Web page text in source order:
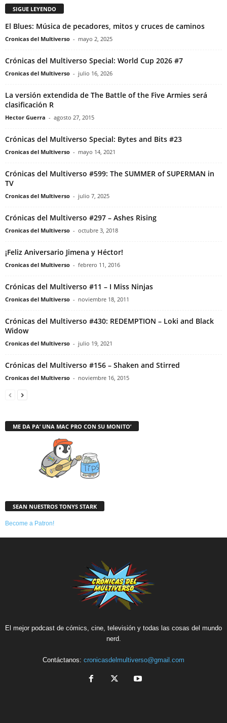
SIGUE LEYENDO
El Blues: Música de pecadores, mitos y cruces de caminos
Cronicas del Multiverso - mayo 2, 2025
Crónicas del Multiverso Special: World Cup 2026 #7
Cronicas del Multiverso - julio 16, 2026
La versión extendida de The Battle of the Five Armies será
clasificación R
Hector Guerra - agosto 27, 2015
Crónicas del Multiverso Special: Bytes and Bits #23
Cronicas del Multiverso - mayo 14, 2021
Crónicas del Multiverso #599: The SUMMER of SUPERMAN in
TV
Cronicas del Multiverso - julio 7, 2025
Crónicas del Multiverso #297 – Ashes Rising
Cronicas del Multiverso - octubre 3, 2018
¡Feliz Aniversario Jimena y Héctor!
Cronicas del Multiverso - febrero 11, 2016
Crónicas del Multiverso #11 – I Miss Ninjas
Cronicas del Multiverso - noviembre 18, 2011
Crónicas del Multiverso #430: REDEMPTION – Loki and Black
Widow
Cronicas del Multiverso - julio 19, 2021
Crónicas del Multiverso #156 – Shaken and Stirred
Cronicas del Multiverso - noviembre 16, 2015
ME DA PA’ UNA MAC PRO CON SU MONITO’
SEAN NUESTROS TONYS STARK
Become a Patron!
El mejor podcast de cómics, cine, televisión y todas las cosas del mundo
nerd.
Contáctanos: cronicasdelmultiverso@gmail.com